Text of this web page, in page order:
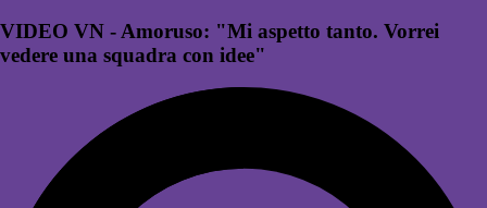
VIDEO VN - Amoruso: "Mi aspetto tanto. Vorrei
vedere una squadra con idee"